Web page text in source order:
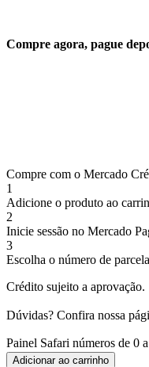
Compre agora, pague
Compre com o Mercado
1
Adicione o produto ao
2
Inicie sessão no Mercado
3
Escolha o número de
Crédito sujeito a aprovação.
Dúvidas? Confira nossa
Painel Safari números de 0
Adicionar ao carrinho